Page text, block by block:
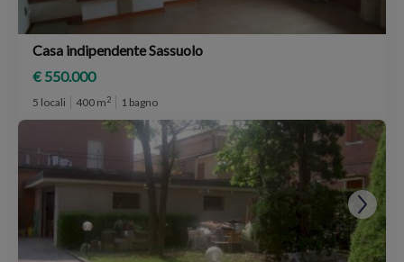
Casa indipendente Sassuolo
€ 550.000
5 locali 400 m2 1 bagno